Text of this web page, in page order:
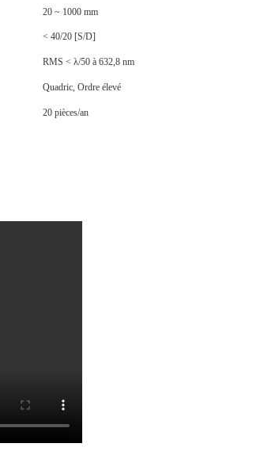
20 ~ 1000 mm
< 40/20 [S/D]
RMS < λ/50 à 632,8 nm
Quadric, Ordre élevé
20 pièces/an